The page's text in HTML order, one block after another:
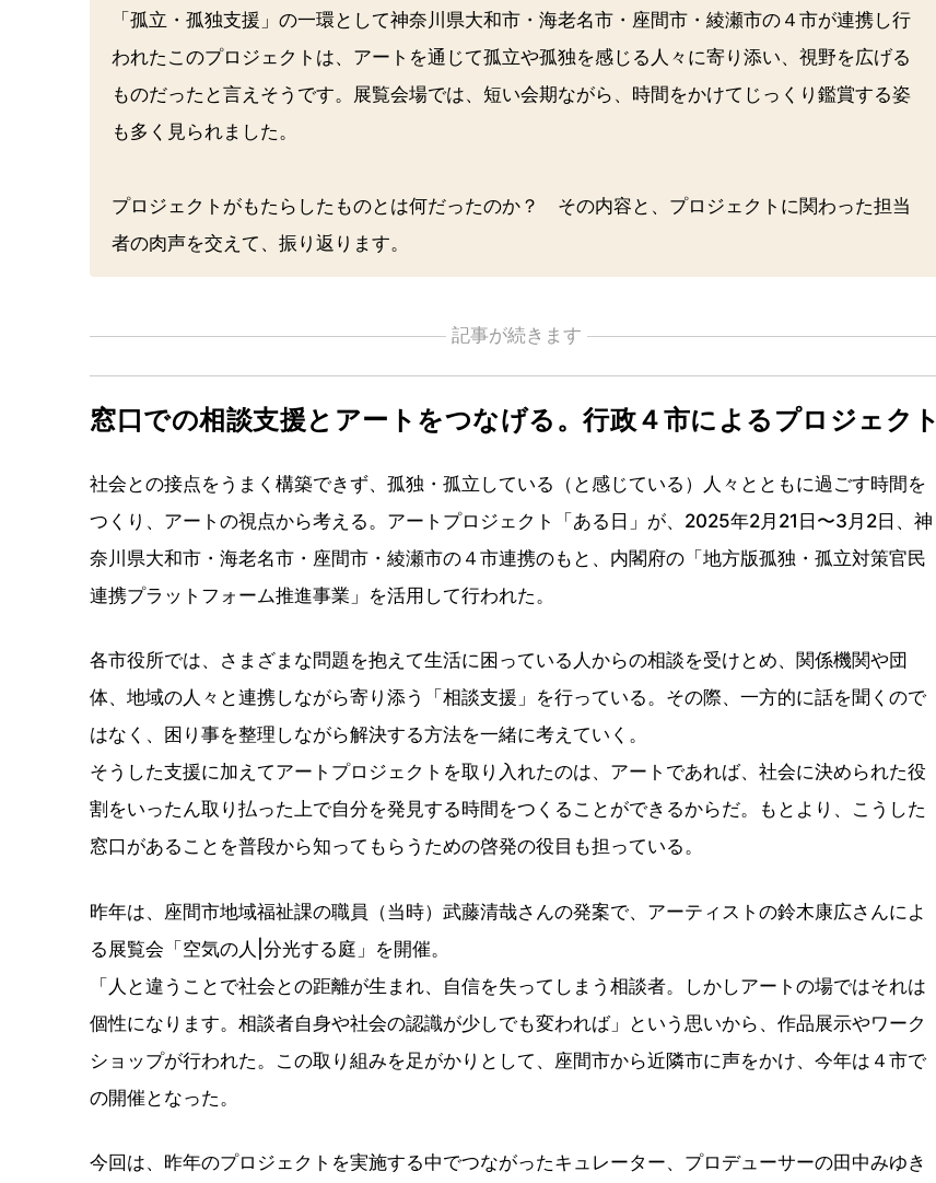
「孤立・孤独支援」の一環として神奈川県大和市・海老名市・座間市・綾瀬市の４市が連携し行
われたこのプロジェクトは、アートを通じて孤立や孤独を感じる人々に寄り添い、視野を広げる
ものだったと言えそうです。展覧会場では、短い会期ながら、時間をかけてじっくり鑑賞する姿
も多く見られました。
プロジェクトがもたらしたものとは何だったのか？ その内容と、プロジェクトに関わった担当
者の肉声を交えて、振り返ります。
記事が続きます
窓口での相談支援とアートをつなげる。行政４市によるプロジェクト
社会との接点をうまく構築できず、孤独・孤立している（と感じている）人々とともに過ごす時間を
つくり、アートの視点から考える。アートプロジェクト「ある日」が、2025年2月21日〜3月2日、神
奈川県大和市・海老名市・座間市・綾瀬市の４市連携のもと、内閣府の「地方版孤独・孤立対策官民
連携プラットフォーム推進事業」を活用して行われた。
各市役所では、さまざまな問題を抱えて生活に困っている人からの相談を受けとめ、関係機関や団
体、地域の人々と連携しながら寄り添う「相談支援」を行っている。その際、一方的に話を聞くので
はなく、困り事を整理しながら解決する方法を一緒に考えていく。
そうした支援に加えてアートプロジェクトを取り入れたのは、アートであれば、社会に決められた役
割をいったん取り払った上で自分を発見する時間をつくることができるからだ。もとより、こうした
窓口があることを普段から知ってもらうための啓発の役目も担っている。
昨年は、座間市地域福祉課の職員（当時）武藤清哉さんの発案で、アーティストの鈴木康広さんによ
る展覧会「空気の人|分光する庭」を開催。
「人と違うことで社会との距離が生まれ、自信を失ってしまう相談者。しかしアートの場ではそれは
個性になります。相談者自身や社会の認識が少しでも変われば」という思いから、作品展示やワーク
ショップが行われた。この取り組みを足がかりとして、座間市から近隣市に声をかけ、今年は４市で
の開催となった。
今回は、昨年のプロジェクトを実施する中でつながったキュレーター、プロデューサーの田中みゆき